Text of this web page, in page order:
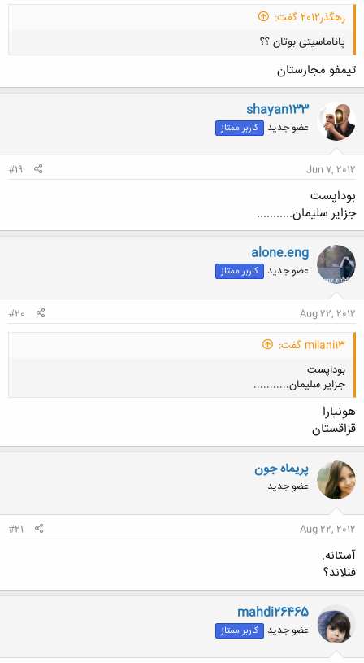
رهگذر2012 گفت:
پاناماسیتی بوتان ؟؟
تیمفو مجارستان
shayan133
عضو جدید کاربر ممتاز
Jun 7, 2012
#19
بوداپست
جزایر سلیمان...........
alone.eng
عضو جدید کاربر ممتاز
Aug 22, 2012
#20
milani13 گفت:
بوداپست
جزایر سلیمان...........
هونیارا
قزاقستان
پریماه جون
عضو جدید
Aug 22, 2012
#21
آستانه.
فنلاند؟
mahdi26465
عضو جدید کاربر ممتاز